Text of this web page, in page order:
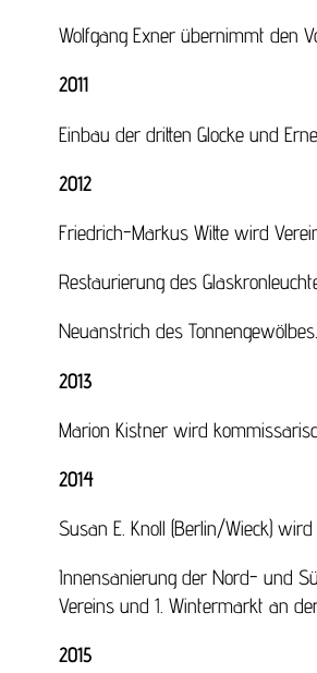
Wolfgang Exner übernimmt den
2011
Einbau der dritten Glocke und
2012
Friedrich-Markus Witte wird
Restaurierung des
Neuanstrich des
2013
Marion Kistner wird
2014
Susan E. Knoll (Berlin/Wieck)
Innensanierung der Nord- und
Vereins und 1. Wintermarkt an
2015